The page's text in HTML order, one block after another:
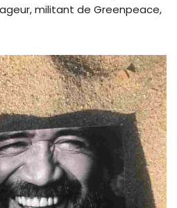
militant de Greenpeace,